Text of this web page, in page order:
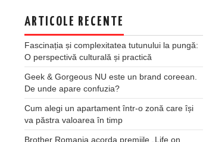
ARTICOLE RECENTE
Fascinația și complexitatea tutunului la pungă:
O perspectivă culturală și practică
Geek & Gorgeous NU este un brand coreean.
De unde apare confuzia?
Cum alegi un apartament într-o zonă care își
va păstra valoarea în timp
Brother Romania acorda premiile „Life on